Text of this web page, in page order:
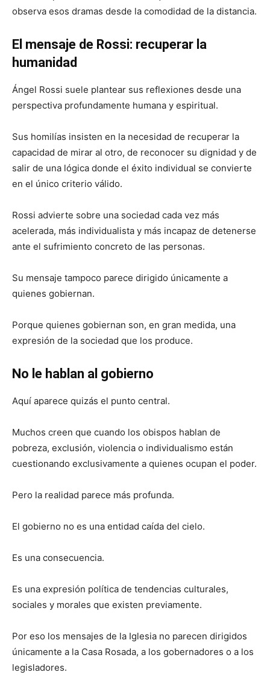
observa esos dramas desde la comodidad de la distancia.
El mensaje de Rossi: recuperar la
humanidad
Ángel Rossi suele plantear sus reflexiones desde una
perspectiva profundamente humana y espiritual.
Sus homilías insisten en la necesidad de recuperar la
capacidad de mirar al otro, de reconocer su dignidad y de
salir de una lógica donde el éxito individual se convierte
en el único criterio válido.
Rossi advierte sobre una sociedad cada vez más
acelerada, más individualista y más incapaz de detenerse
ante el sufrimiento concreto de las personas.
Su mensaje tampoco parece dirigido únicamente a
quienes gobiernan.
Porque quienes gobiernan son, en gran medida, una
expresión de la sociedad que los produce.
No le hablan al gobierno
Aquí aparece quizás el punto central.
Muchos creen que cuando los obispos hablan de
pobreza, exclusión, violencia o individualismo están
cuestionando exclusivamente a quienes ocupan el poder.
Pero la realidad parece más profunda.
El gobierno no es una entidad caída del cielo.
Es una consecuencia.
Es una expresión política de tendencias culturales,
sociales y morales que existen previamente.
Por eso los mensajes de la Iglesia no parecen dirigidos
únicamente a la Casa Rosada, a los gobernadores o a los
legisladores.